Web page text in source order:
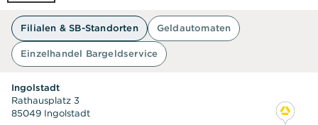
Filialen & SB-Standorten Geldautomaten
Einzelhandel Bargeldservice
Ingolstadt
Rathausplatz 3
85049 Ingolstadt